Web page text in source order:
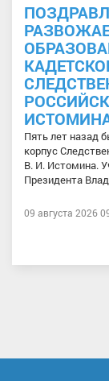
Пять лет назад
корпус
В. И. Истомина.
Президента
09 августа 2026